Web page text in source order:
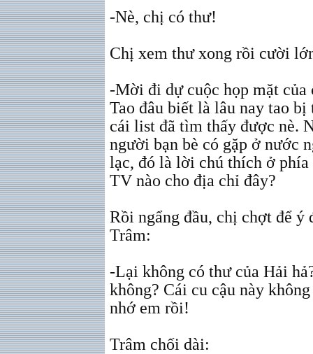
-Nè, chị có thư!
Chị xem thư xong rồi cười
-Mời đi dự cuộc họp mặt
Tao đâu biết là lâu nay tao
cái list đã tìm thấy được nè.
người bạn bè có gặp ở nước
lạc, đó là lời chú thích ở
TV nào cho địa chỉ đây?
Rồi ngẩng đầu, chị chợt để ý
Trâm:
-Lại không có thư của Hải
không? Cái cu cậu này
nhớ em rồi!
Trâm chối dài: